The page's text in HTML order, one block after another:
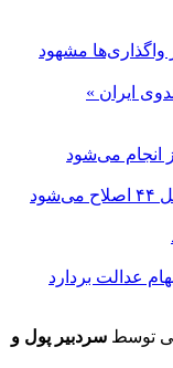
مشهود
ایران »
انجام می‌شود
عدالت بردارد
توسط سردبیر پول و